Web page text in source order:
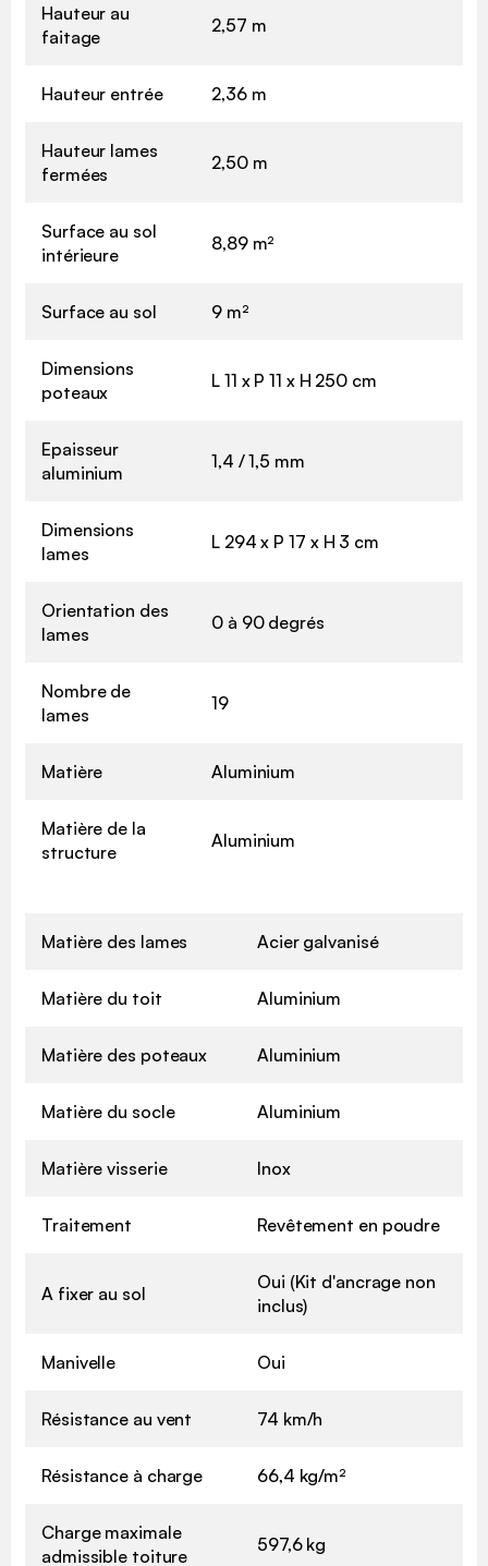
Hauteur au
faitage
2,57 m
Hauteur entrée 2,36 m
Hauteur lames
fermées
2,50 m
Surface au sol
intérieure
8,89 m²
Surface au sol 9 m²
Dimensions
poteaux
L 11 x P 11 x H 250 cm
Epaisseur
aluminium
1,4 / 1,5 mm
Dimensions
lames
L 294 x P 17 x H 3 cm
Orientation des
lames
0 à 90 degrés
Nombre de
lames
19
Matière Aluminium
Matière de la
structure
Aluminium
Matière des lames Acier galvanisé
Matière du toit Aluminium
Matière des poteaux Aluminium
Matière du socle Aluminium
Matière visserie Inox
Traitement Revêtement en poudre
A fixer au sol
Oui (Kit d'ancrage non
inclus)
Manivelle Oui
Résistance au vent 74 km/h
Résistance à charge 66,4 kg/m²
Charge maximale
admissible toiture
597,6 kg